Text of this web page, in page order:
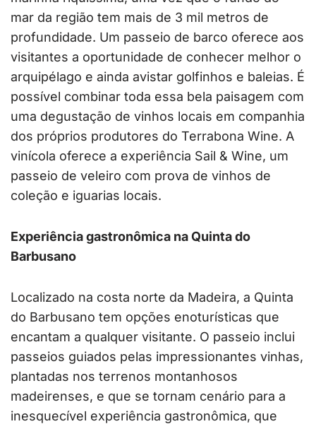
mar da região tem mais de 3 mil metros de
profundidade. Um passeio de barco oferece aos
visitantes a oportunidade de conhecer melhor o
arquipélago e ainda avistar golfinhos e baleias. É
possível combinar toda essa bela paisagem com
uma degustação de vinhos locais em companhia
dos próprios produtores do Terrabona Wine. A
vinícola oferece a experiência Sail & Wine, um
passeio de veleiro com prova de vinhos de
coleção e iguarias locais.
Experiência gastronômica na Quinta do
Barbusano
Localizado na costa norte da Madeira, a Quinta
do Barbusano tem opções enoturísticas que
encantam a qualquer visitante. O passeio inclui
passeios guiados pelas impressionantes vinhas,
plantadas nos terrenos montanhosos
madeirenses, e que se tornam cenário para a
inesquecível experiência gastronômica, que